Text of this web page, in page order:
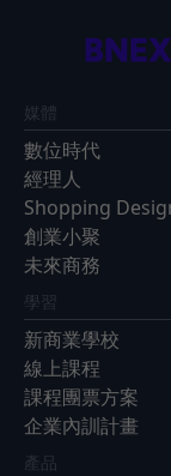
媒體
數位時代
經理人
Shopping
創業小聚
未來商務
學習
新商業學校
線上課程
課程團票方案
企業內訓計畫
產品